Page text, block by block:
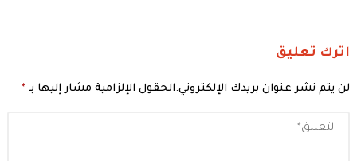
اترك تعليق
لن يتم نشر عنوان بريدك الإلكتروني.الحقول الإلزامية مشار إليها بـ *